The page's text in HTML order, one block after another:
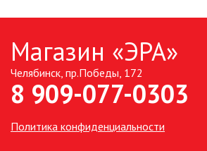
УЛИЧНОЕ
Магазин «ЭРА»
Челябинск, пр.Победы, 172
8 909-077-0303
Политика конфиденциальности